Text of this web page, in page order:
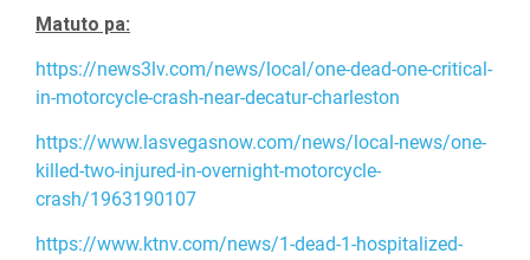
Matuto pa:
https://news3lv.com/news/local/one-dead-one-critical-
in-motorcycle-crash-near-decatur-charleston
https://www.lasvegasnow.com/news/local-news/one-
killed-two-injured-in-overnight-motorcycle-
crash/1963190107
https://www.ktnv.com/news/1-dead-1-hospitalized-